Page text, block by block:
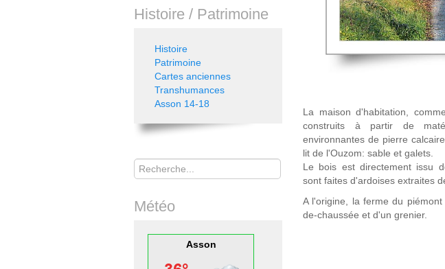
La maison d'habitation,
construits à partir de
environnantes de pierre
lit de l'Ouzom: sable et galets.
Le bois est directement issu
sont faites d'ardoises extraites
A l'origine, la ferme du
de-chaussée et d'un grenier.
Histoire / Patrimoine
Histoire
Patrimoine
Cartes anciennes
Transhumances
Asson 14-18
Rechercher
Météo
Asson